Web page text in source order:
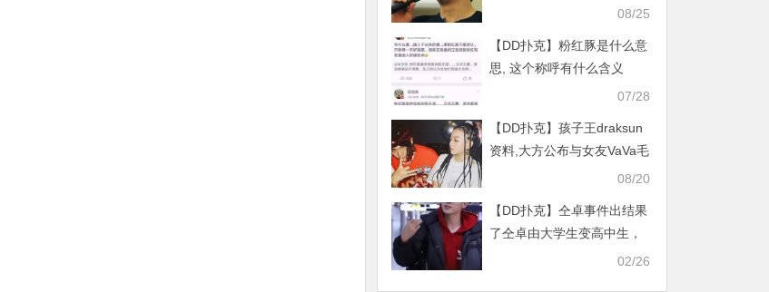
08/25
【DD扑克】粉红豚是什么意
思, 这个称呼有什么含义
07/28
【DD扑克】孩子王draksun
资料,大方公布与女友VaVa毛
08/20
【DD扑克】仝卓事件出结果
了仝卓由大学生变高中生，
02/26